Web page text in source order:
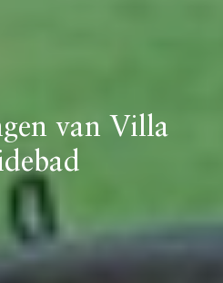
van Villa